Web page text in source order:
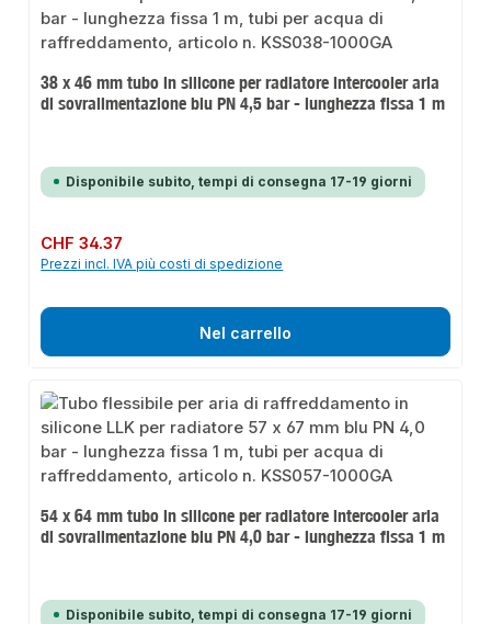
38 x 46 mm tubo in silicone per radiatore intercooler aria
di sovralimentazione blu PN 4,5 bar - lunghezza fissa 1 m
Disponibile subito, tempi di consegna 17-19 giorni
Prezzo normale:
CHF 34.37
Prezzi incl. IVA più costi di spedizione
Nel carrello
54 x 64 mm tubo in silicone per radiatore intercooler aria
di sovralimentazione blu PN 4,0 bar - lunghezza fissa 1 m
Disponibile subito, tempi di consegna 17-19 giorni